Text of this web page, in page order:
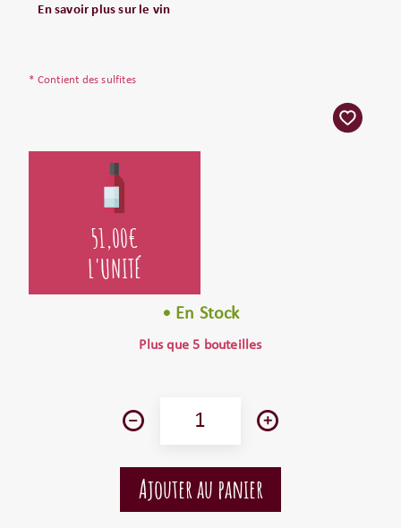
En savoir plus sur le vin
* Contient des sulfites
51,00€
L'UNITÉ
• En Stock
Plus que 5 bouteilles